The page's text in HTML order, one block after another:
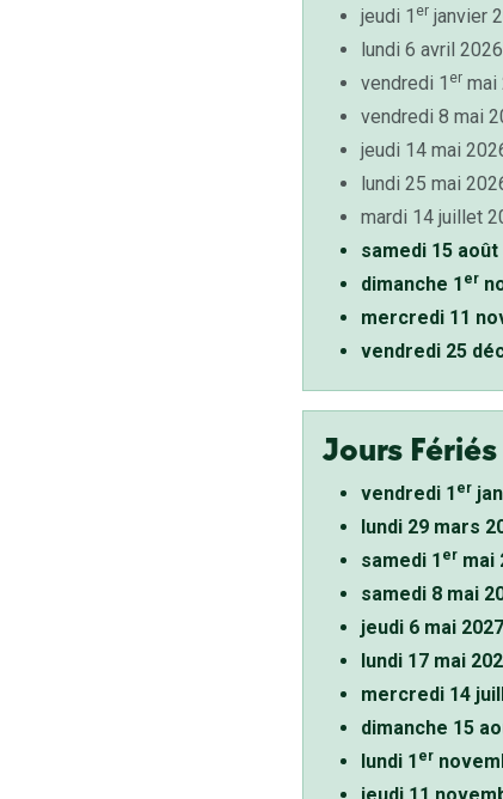
jeudi 1 erjanvier
lundi 6 avril 2026
vendredi 1 ermai
vendredi 8 mai
jeudi 14 mai
lundi 25 mai
mardi 14 juillet
samedi 15 août
dimanche 1 er
mercredi 11
vendredi 25
Jours
vendredi 1 er
lundi 29 mars
samedi 1 ermai
samedi 8 mai
jeudi 6 mai 2027
lundi 17 mai
mercredi 14
dimanche 15
lundi 1 er
jeudi 11